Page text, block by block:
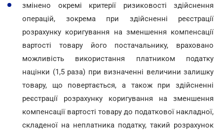
змінено окремі критерії ризиковості здійснення
операцій, зокрема при здійсненні реєстрації
розрахунку коригування на зменшення компенсації
вартості товару його постачальнику, враховано
можливість використання платником податку
націнки (1,5 раза) при визначенні величини залишку
товару, що повертається, а також при здійсненні
реєстрації розрахунку коригування на зменшення
компенсації вартості товару до податкової накладної,
складеної на неплатника податку, такий розрахунок